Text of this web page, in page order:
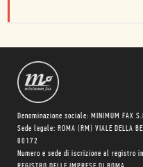
Denominazione sociale: MINIMUM FAX
Sede legale: ROMA (RM) VIALE DELLA
00172
Numero e sede di iscrizione al